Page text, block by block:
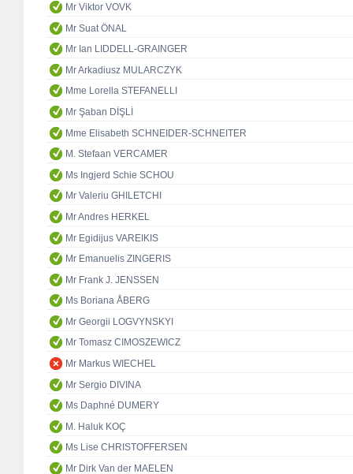
Mr Viktor VOVK
Mr Suat ÖNAL
Mr Ian LIDDELL-GRAINGER
Mr Arkadiusz MULARCZYK
Mme Lorella STEFANELLI
Mr Şaban DİŞLİ
Mme Elisabeth SCHNEIDER-SCHNEITER
M. Stefaan VERCAMER
Ms Ingjerd Schie SCHOU
Mr Valeriu GHILETCHI
Mr Andres HERKEL
Mr Egidijus VAREIKIS
Mr Emanuelis ZINGERIS
Mr Frank J. JENSSEN
Ms Boriana ÅBERG
Mr Georgii LOGVYNSKYI
Mr Tomasz CIMOSZEWICZ
Mr Markus WIECHEL
Mr Sergio DIVINA
Ms Daphné DUMERY
M. Haluk KOÇ
Ms Lise CHRISTOFFERSEN
Mr Dirk Van der MAELEN